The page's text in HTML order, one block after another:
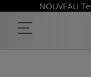
NOUVEAU